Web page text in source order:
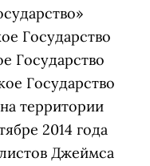
Государство
Государство
Государство
территории
2014 года
Джеймса